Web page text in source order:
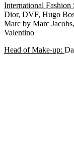
International Fashion
Dior, DVF, Hugo
Marc by Marc
Valentino
Head of Make-up: